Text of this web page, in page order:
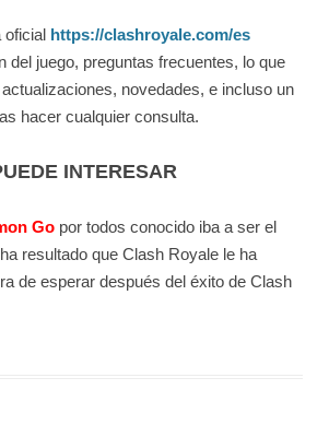
oficial https://clashroyale.com/es
del juego, preguntas frecuentes, lo que
novedades, e incluso un
hacer cualquier consulta.
INTERESAR
Go por todos conocido iba a ser el
resultado que Clash Royale le ha
de esperar después del éxito de Clash